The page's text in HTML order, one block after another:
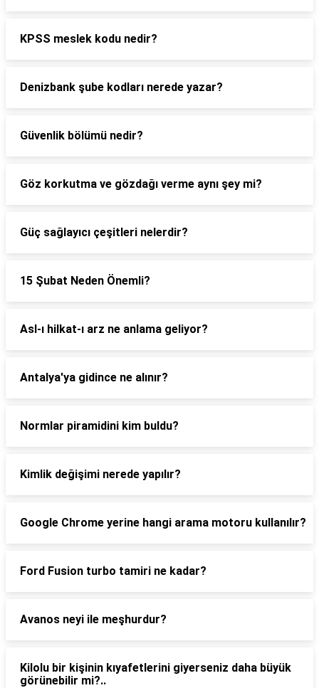
KPSS meslek kodu nedir?
Denizbank şube kodları nerede yazar?
Güvenlik bölümü nedir?
Göz korkutma ve gözdağı verme aynı şey mi?
Güç sağlayıcı çeşitleri nelerdir?
15 Şubat Neden Önemli?
Asl-ı hilkat-ı arz ne anlama geliyor?
Antalya'ya gidince ne alınır?
Normlar piramidini kim buldu?
Kimlik değişimi nerede yapılır?
Google Chrome yerine hangi arama motoru kullanılır?
Ford Fusion turbo tamiri ne kadar?
Avanos neyi ile meşhurdur?
Kilolu bir kişinin kıyafetlerini giyerseniz daha büyük
görünebilir mi?..